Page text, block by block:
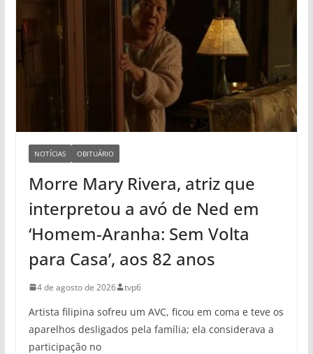
NOTÍCIAS OBITUÁRIO
Morre Mary Rivera, atriz que
interpretou a avó de Ned em
‘Homem-Aranha: Sem Volta
para Casa’, aos 82 anos
4 de agosto de 2026 tvp6
Artista filipina sofreu um AVC, ficou em coma e teve os
aparelhos desligados pela família; ela considerava a
participação no